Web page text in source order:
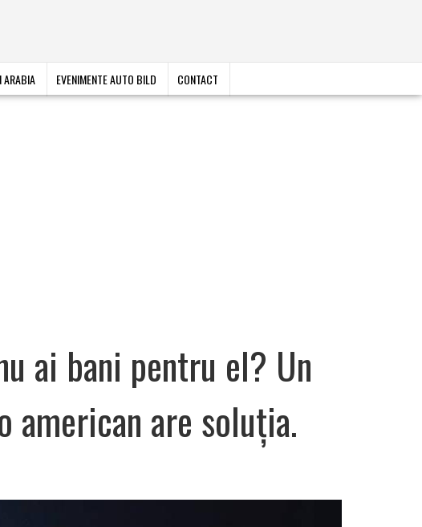
ARABIA EVENIMENTE AUTO BILD CONTACT
ai bani pentru el? Un
are soluția.